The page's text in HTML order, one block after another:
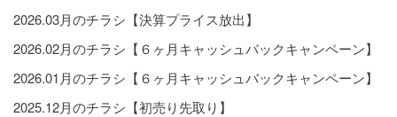
2026.03月のチラシ【決算プライス放出】
2026.02月のチラシ【６ヶ月キャッシュバックキャンペーン】
2026.01月のチラシ【６ヶ月キャッシュバックキャンペーン】
2025.12月のチラシ【初売り先取り】